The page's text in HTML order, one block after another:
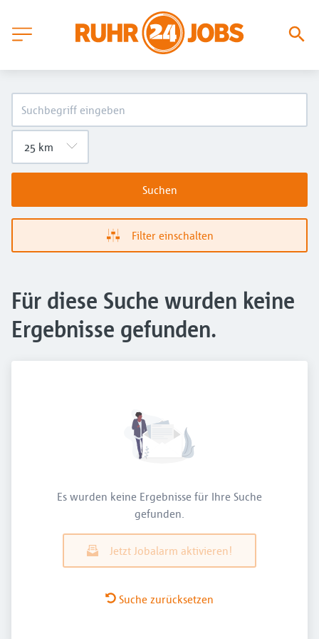
Suchen
Filter einschalten
Für diese Suche wurden keine
Ergebnisse gefunden.
Es wurden keine Ergebnisse für Ihre Suche
gefunden.
Jetzt Jobalarm aktivieren!
Suche zurücksetzen